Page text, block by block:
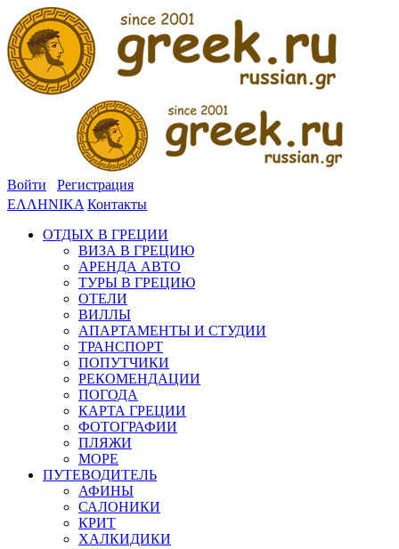
Войти
Регистрация
ΕΛΛΗΝΙΚΑ Контакты
ОТДЫХ В ГРЕЦИИ
ВИЗА В ГРЕЦИЮ
АРЕНДА АВТО
ТУРЫ В ГРЕЦИЮ
ОТЕЛИ
ВИЛЛЫ
АПАРТАМЕНТЫ И СТУДИИ
ТРАНСПОРТ
ПОПУТЧИКИ
РЕКОМЕНДАЦИИ
ПОГОДА
КАРТА ГРЕЦИИ
ФОТОГРАФИИ
ПЛЯЖИ
МОРЕ
ПУТЕВОДИТЕЛЬ
АФИНЫ
САЛОНИКИ
КРИТ
ХАЛКИДИКИ